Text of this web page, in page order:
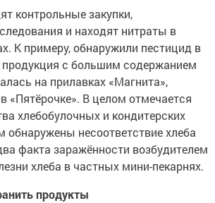
контрольные закупки,
и находят нитраты в
К примеру, обнаружили пестицид в
с большим содержанием
на прилавках «Магнита»,
«Пятёрочке». В целом отмечается
хлебобулочных и кондитерских
обнаружены несоответствие хлеба
факта заражённости возбудителем
хлеба в частных мини-пекарнях.
продукты